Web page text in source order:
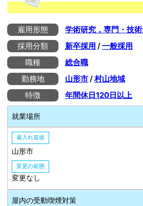
雇用形態
学術研究，専門・技
採用分類
新卒採用 /一般採用
職種
総合職
勤務地
山形市 /村山地域
特徴
年間休日120日以上
就業場所
雇入れ直後
山形市
変更の範囲
変更なし
屋内の受動喫煙対策